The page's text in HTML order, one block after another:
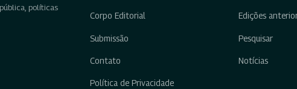
políticas
Corpo Editorial
Submissão
Contato
Política de Privacidade
Edições
Pesquisar
Notícias